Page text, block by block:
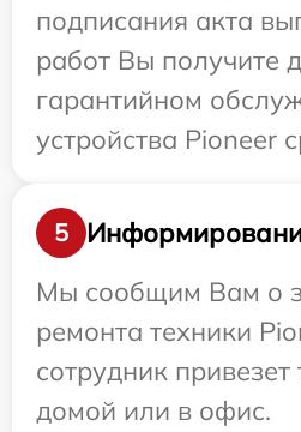
подписания акта
работ Вы получите
гарантийном
устройства Pioneer
5
Мы сообщим Вам о
ремонта техники
сотрудник
домой или в офис.